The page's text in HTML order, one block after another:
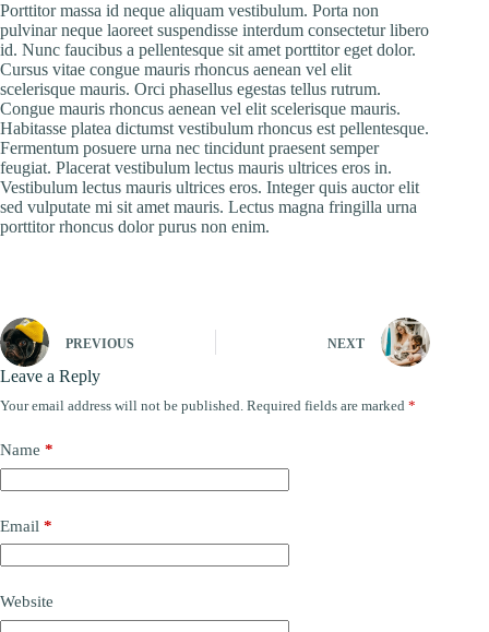
Porttitor massa id neque aliquam vestibulum. Porta non
pulvinar neque laoreet suspendisse interdum consectetur libero
id. Nunc faucibus a pellentesque sit amet porttitor eget dolor.
Cursus vitae congue mauris rhoncus aenean vel elit
scelerisque mauris. Orci phasellus egestas tellus rutrum.
Congue mauris rhoncus aenean vel elit scelerisque mauris.
Habitasse platea dictumst vestibulum rhoncus est pellentesque.
Fermentum posuere urna nec tincidunt praesent semper
feugiat. Placerat vestibulum lectus mauris ultrices eros in.
Vestibulum lectus mauris ultrices eros. Integer quis auctor elit
sed vulputate mi sit amet mauris. Lectus magna fringilla urna
porttitor rhoncus dolor purus non enim.
PREVIOUS NEXT
Leave a Reply
Your email address will not be published. Required fields are marked *
Name *
Email *
Website